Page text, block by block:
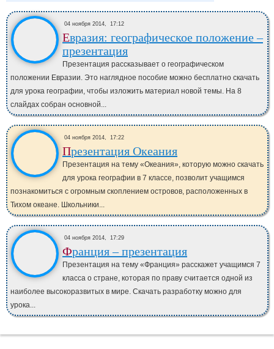
04 ноября 2014, 17:12
Евразия: географическое положение –
презентация
Презентация рассказывает о географическом
положении Евразии. Это наглядное пособие можно бесплатно скачать
для урока географии, чтобы изложить материал новой темы. На 8
слайдах собран основной...
04 ноября 2014, 17:22
Презентация Океания
Презентация на тему «Океания», которую можно скачать
для урока географии в 7 классе, позволит учащимся
познакомиться с огромным скоплением островов, расположенных в
Тихом океане. Школьники...
04 ноября 2014, 17:29
Франция – презентация
Презентация на тему «Франция» расскажет учащимся 7
класса о стране, которая по праву считается одной из
наиболее высокоразвитых в мире. Скачать разработку можно для
урока...